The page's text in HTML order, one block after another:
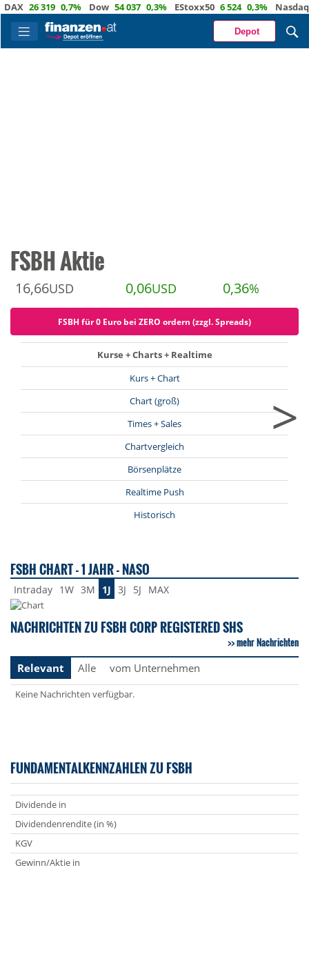
26 319 0,7% Dow 54 037 0,3% EStoxx50 6 524 0,3% Nasdaq 29
Depot
FSBH Aktie
16,66USD 0,06USD 0,36%
FSBH für 0 Euro bei ZERO ordern (zzgl. Spreads)
Kurse + Charts + Realtime
Kurs + Chart
Chart (groß)
Times + Sales
Chartvergleich
Börsenplätze
Realtime Push
Historisch
>
FSBH CHART - 1 JAHR - NASO
Intraday 1W 3M 1J 3J 5J MAX
NACHRICHTEN ZU FSBH CORP REGISTERED SHS
mehr Nachrichten
Relevant
Alle vom Unternehmen
Keine Nachrichten verfügbar.
FUNDAMENTALKENNZAHLEN ZU FSBH
Dividende in
Dividendenrendite (in %)
KGV
Gewinn/Aktie in